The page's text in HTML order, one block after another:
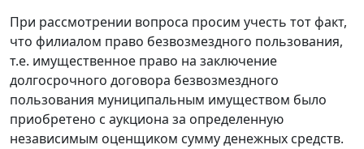
При рассмотрении вопроса просим учесть тот факт,
что филиалом право безвозмездного пользования,
т.е. имущественное право на заключение
долгосрочного договора безвозмездного
пользования муниципальным имуществом было
приобретено с аукциона за определенную
независимым оценщиком сумму денежных средств.